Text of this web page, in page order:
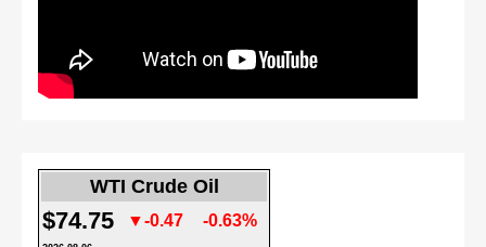
WTI Crude Oil
$74.75 ▼-0.47 -0.63%